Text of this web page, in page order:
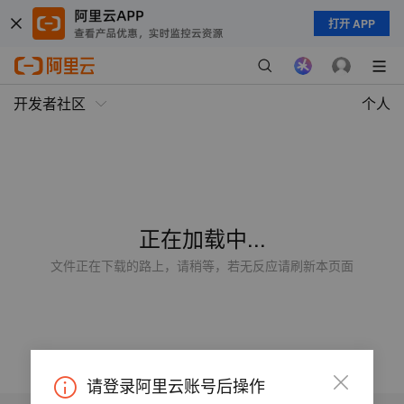
打开 APP
开发者社区 个人
正在加载中...
文件正在下载的路上，请稍等，若无反应请刷新本页面
请登录阿里云账号后操作